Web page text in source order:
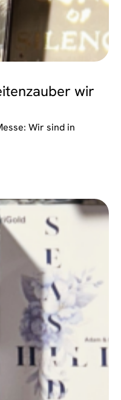
wir
Wir sind in